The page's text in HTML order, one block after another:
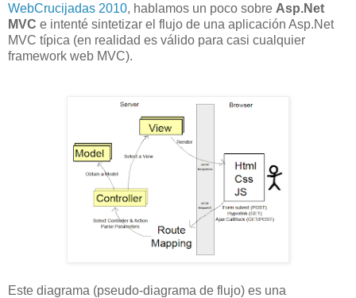
WebCrucijadas 2010, hablamos un poco sobre Asp.Net
MVC e intenté sintetizar el flujo de una aplicación Asp.Net
MVC típica (en realidad es válido para casi cualquier
framework web MVC).
Este diagrama (pseudo-diagrama de flujo) es una